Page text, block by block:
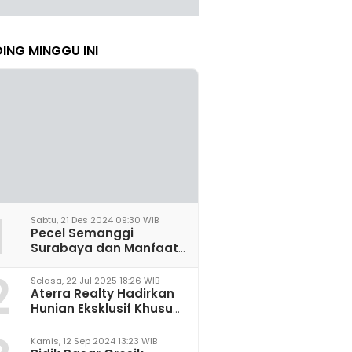
MINGGU INI
Sabtu, 21 Des 2024 09:30 WIB
Pecel Semanggi
Surabaya dan Manfaat
Saraf
Selasa, 22 Jul 2025 18:26 WIB
Aterra Realty Hadirkan
Hunian Eksklusif Khusus
Malang
Kamis, 12 Sep 2024 13:23 WIB